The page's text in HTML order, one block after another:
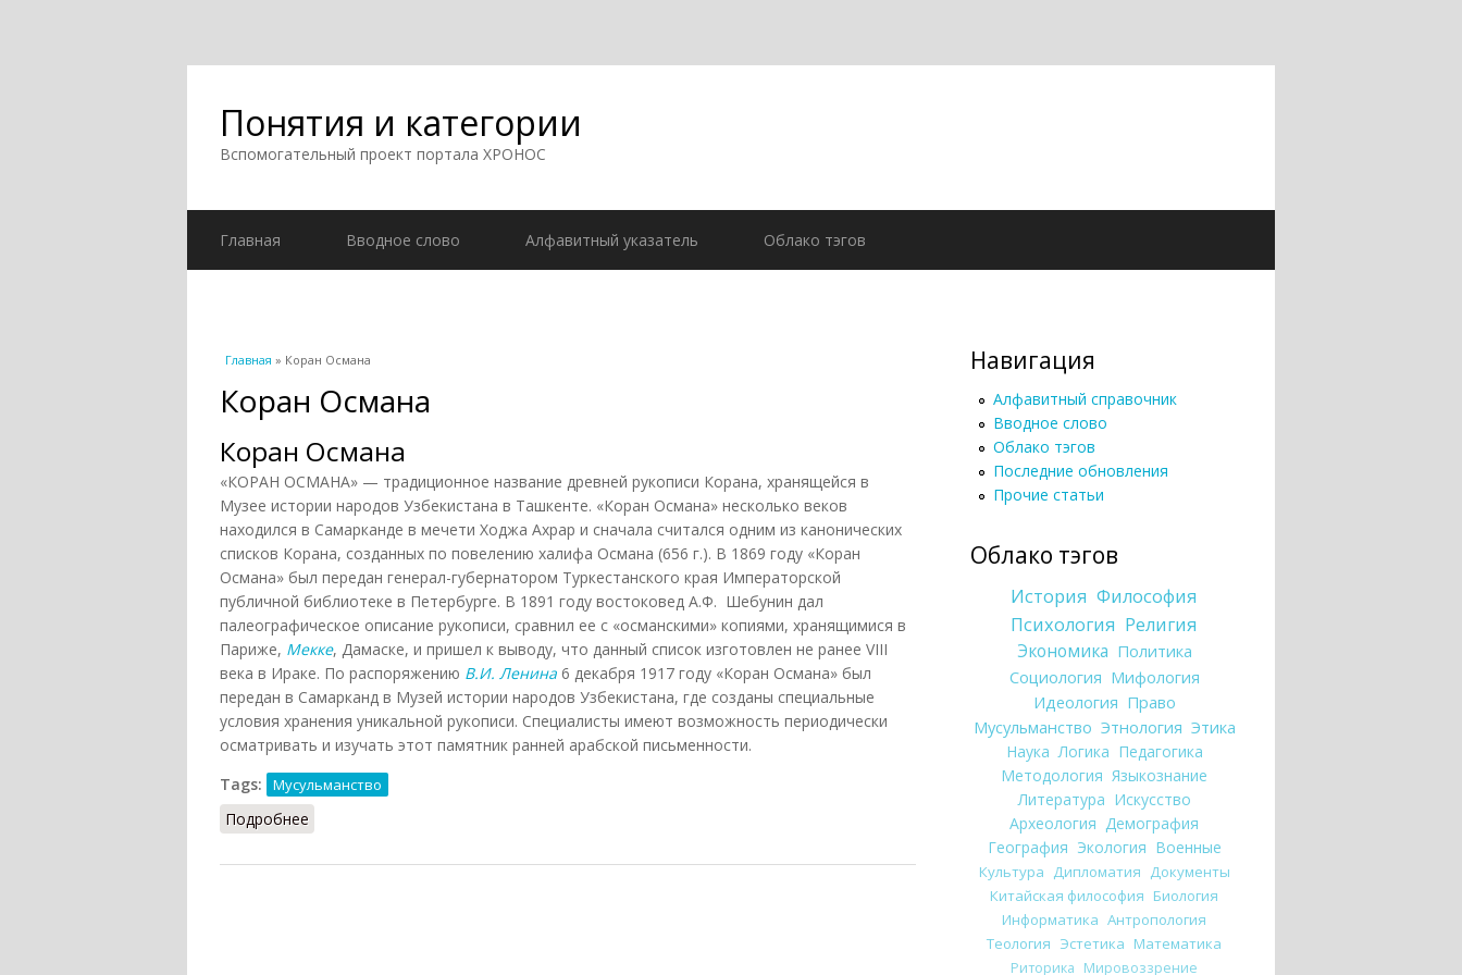
Понятия и категории
Вспомогательный проект портала ХРОНОС
Главная Вводное слово Алфавитный указатель Облако тэгов
Вы здесь
Главная » Коран Османа
Коран Османа
Коран Османа
«КОРАН ОСМАНА» — традиционное название древней рукописи Корана, хранящейся в
Музее истории народов Узбекистана в Ташкенте. «Коран Османа» несколько веков
находился в Самарканде в мечети Ходжа Ахрар и сначала считался одним из канонических
списков Корана, созданных по повелению халифа Османа (656 г.). В 1869 году «Коран
Османа» был передан генерал-губернатором Туркестанского края Императорской
публичной библиотеке в Петербурге. В 1891 году востоковед А.Ф. Шебунин дал
палеографическое описание рукописи, сравнил ее с «османскими» копиями, хранящимися в
Париже, Мекке, Дамаске, и пришел к выводу, что данный список изготовлен не ранее VIII
века в Ираке. По распоряжению В.И. Ленина 6 декабря 1917 году «Коран Османа» был
передан в Самарканд в Музей истории народов Узбекистана, где созданы специальные
условия хранения уникальной рукописи. Специалисты имеют возможность периодически
осматривать и изучать этот памятник ранней арабской письменности.
Tags:
Мусульманство
Подробнее
Навигация
Алфавитный справочник
Вводное слово
Облако тэгов
Последние обновления
Прочие статьи
Облако тэгов
История Философия
Психология Религия
Экономика Политика
Социология Мифология
Идеология Право
Мусульманство Этнология Этика
Наука Логика Педагогика
Методология Языкознание
Литература Искусство
Археология Демография
География Экология Военные
Культура Дипломатия Документы
Китайская философия Биология
Информатика Антропология
Теология Эстетика Математика
Риторика Мировоззрение